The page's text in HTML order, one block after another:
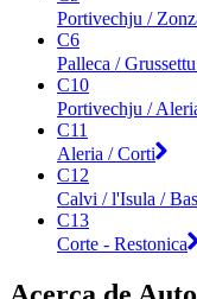
Portivechju /
C6
Palleca /
C10
Portivechju /
C11
Aleria / Corti
C12
Calvi / l'Isula /
C13
Corte - Restonica